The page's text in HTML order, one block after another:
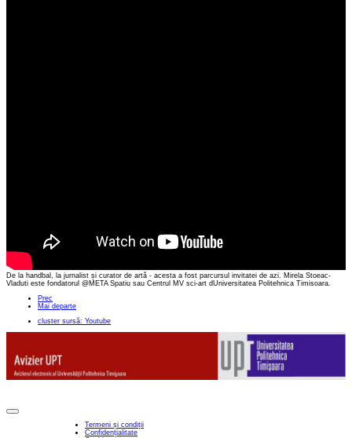
De la handbal, la jurnalist și curator de artă - acesta a fost parcursul invitatei de azi. Mirela Stoeac-
Vladuti este fondatorul @META Spatiu sau Centrul MV sci-art dUniversitatea Politehnica Timisoara.
Prec
Mai departe
cluster sursă: Youtube
Termeni și condiții
Confidențialitate